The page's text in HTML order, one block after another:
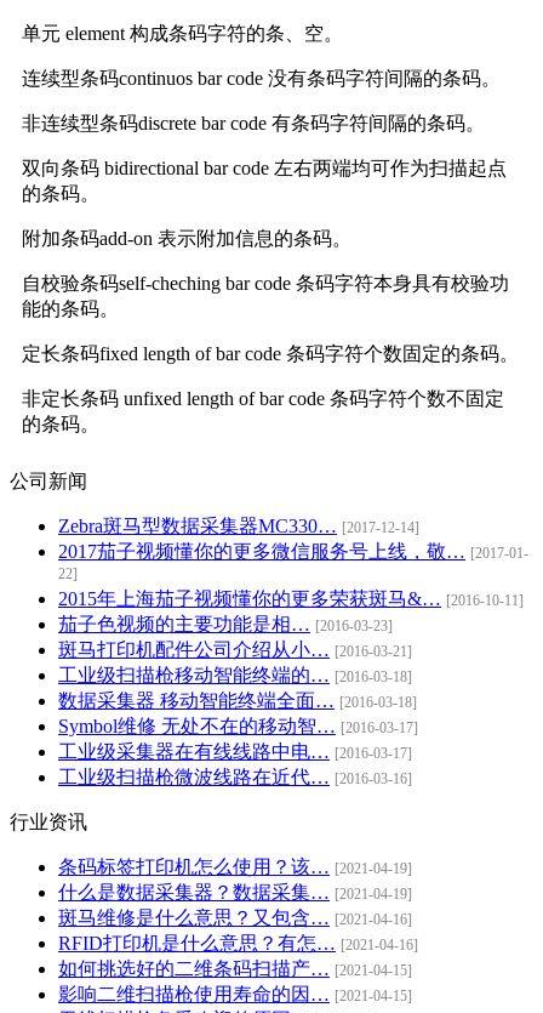
单元 element 构成条码字符的条、空。
连续型条码continuos bar code 没有条码字符间隔的条码。
非连续型条码discrete bar code 有条码字符间隔的条码。
双向条码 bidirectional bar code 左右两端均可作为扫描起点
的条码。
附加条码add-on 表示附加信息的条码。
自校验条码self-cheching bar code 条码字符本身具有校验功
能的条码。
定长条码fixed length of bar code 条码字符个数固定的条码。
非定长条码 unfixed length of bar code 条码字符个数不固定
的条码。
公司新闻
Zebra斑马型数据采集器MC330… [2017-12-14]
2017茄子视频懂你的更多微信服务号上线，敬… [2017-01-
22]
2015年上海茄子视频懂你的更多荣获斑马&… [2016-10-11]
茄子色视频的主要功能是相… [2016-03-23]
斑马打印机配件公司介绍从小… [2016-03-21]
工业级扫描枪移动智能终端的… [2016-03-18]
数据采集器 移动智能终端全面… [2016-03-18]
Symbol维修 无处不在的移动智… [2016-03-17]
工业级采集器在有线线路中电… [2016-03-17]
工业级扫描枪微波线路在近代… [2016-03-16]
行业资讯
条码标签打印机怎么使用？该… [2021-04-19]
什么是数据采集器？数据采集… [2021-04-19]
斑马维修是什么意思？又包含… [2021-04-16]
RFID打印机是什么意思？有怎… [2021-04-16]
如何挑选好的二维条码扫描产… [2021-04-15]
影响二维扫描枪使用寿命的因… [2021-04-15]